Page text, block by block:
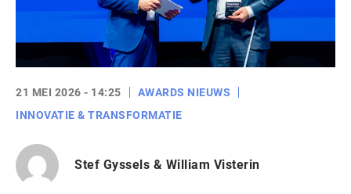
21 MEI 2026 - 14:25
AWARDS NIEUWS
INNOVATIE & TRANSFORMATIE
Stef Gyssels & William Visterin